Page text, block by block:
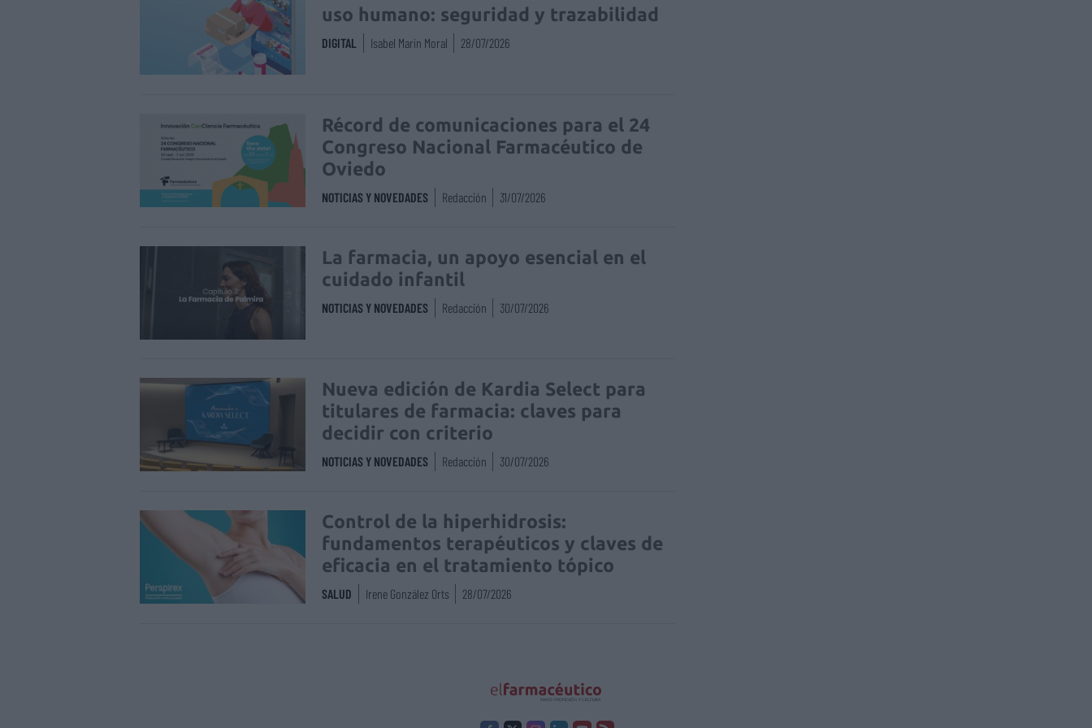
uso humano: seguridad y trazabilidad
DIGITAL Isabel Marín Moral 28/07/2026
Récord de comunicaciones para el 24
Congreso Nacional Farmacéutico de
Oviedo
NOTICIAS Y NOVEDADES Redacción 31/07/2026
La farmacia, un apoyo esencial en el
cuidado infantil
NOTICIAS Y NOVEDADES Redacción 30/07/2026
Nueva edición de Kardia Select para
titulares de farmacia: claves para
decidir con criterio
NOTICIAS Y NOVEDADES Redacción 30/07/2026
Control de la hiperhidrosis:
fundamentos terapéuticos y claves de
eficacia en el tratamiento tópico
SALUD Irene González Orts 28/07/2026